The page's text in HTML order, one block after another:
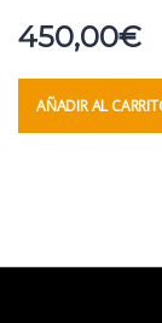
450,00€
AÑADIR AL